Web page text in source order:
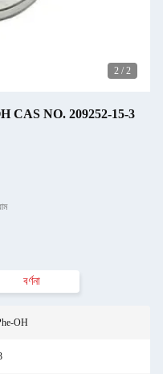
2 / 2
CAS NO. 209252-15-3
বর্ণনা
OH